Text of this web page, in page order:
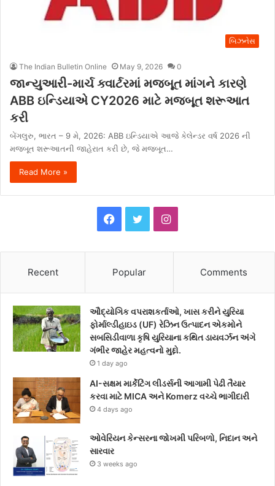
બિઝનેસ
The Indian Bulletin Online May 9, 2026 0
જાન્યુઆરી-માર્ચ ક્વાર્ટરમાં મજબૂત માંગને કારણે
ABB ઇન્ડિયાએ CY2026 માટે મજબૂત શરૂઆત
કરી
બેંગલુરુ, ભારત – 9 મે, 2026: ABB ઇન્ડિયાએ આજે કેલેન્ડર વર્ષ 2026 ની
મજબૂત શરૂઆતની જાહેરાત કરી છે, જે મજબૂત…
Read More »
c
e
b
o
o
k
i
t
t
e
I
t
a
g
a
Recent Popular Comments
ઔદ્યોગિક વપરાશકર્તાઓ, ખાસ કરીને યુરિયા
ફોર્માલ્ડીહાઇડ (UF) રેઝિન ઉત્પાદન એકમોને
સબસિડીવાળા કૃષિ યુરિયાના કથિત ડાયવર્ઝન અંગે
ગંભીર જાહેર મહત્વનો મુદ્દો.
1 day ago
AI-સક્ષમ માર્કેટિંગ લીડર્સની આગામી પેઢી તૈયાર
કરવા માટે MICA અને Komerz વચ્ચે ભાગીદારી
4 days ago
ઓવેરિયન કેન્સરના જોખમી પરિબળો, નિદાન અને
સારવાર
3 weeks ago